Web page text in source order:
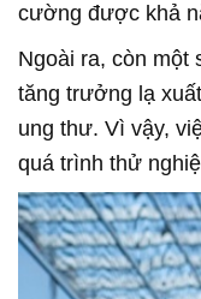
cường được khả
Ngoài ra, còn một
tăng trưởng lạ
ung thư. Vì vậy,
quá trình thử